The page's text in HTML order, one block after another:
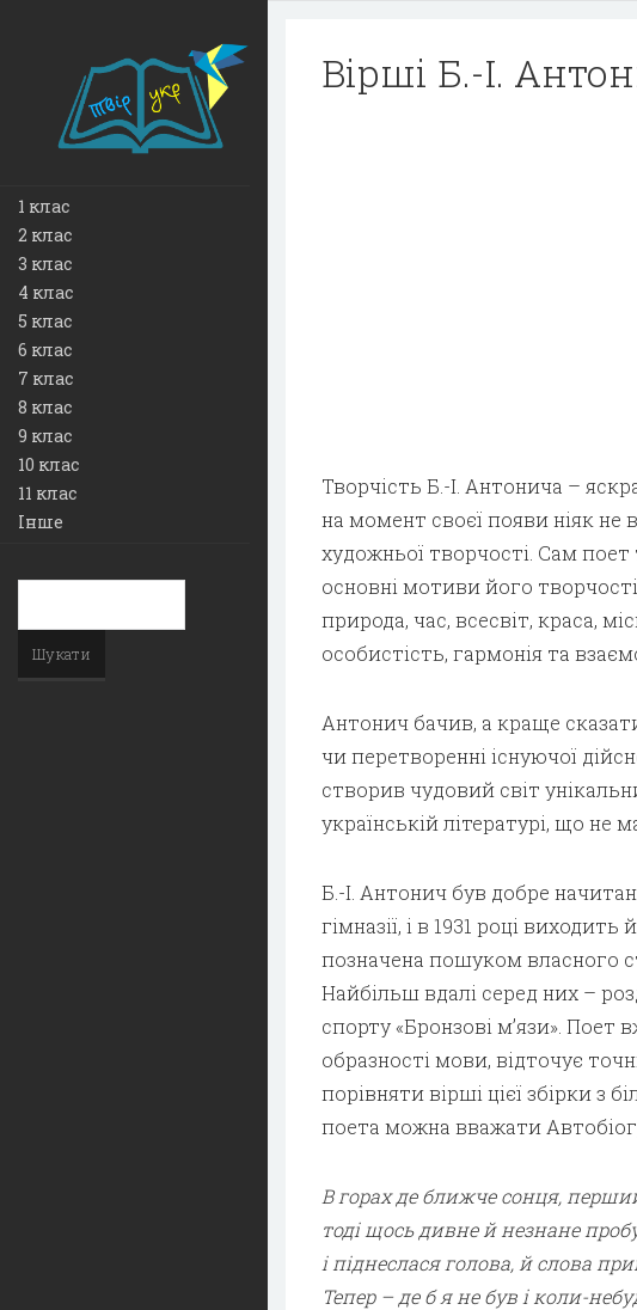
1 клас
2 клас
3 клас
4 клас
5 клас
6 клас
7 клас
8 клас
9 клас
10 клас
11 клас
Інше
Вірші Б.-І.
Творчість Б.-І. Антонича –
на момент своєї появи ніяк не
художньої творчості. Сам поет
основні мотиви його
природа, час, всесвіт, краса,
особистість, гармонія та
Антонич бачив, а краще
чи перетворенні існуючої
створив чудовий світ
українській літературі, що не
Б.-І. Антонич був добре
гімназії, і в 1931 році виходить
позначена пошуком власного
Найбільш вдалі серед них –
спорту «Бронзові м’язи». Поет
образності мови, відточує
порівняти вірші цієї збірки з
поета можна вважати
В горах де ближче сонця,
тоді щось дивне й незнане
і піднеслася голова, й слова
Тепер – де б я не був і коли-